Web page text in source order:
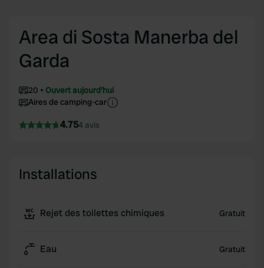
Area di Sosta Manerba del
Garda
20
Ouvert aujourd'hui
Aires de camping-car
4.754 avis
Installations
Rejet des toilettes chimiques Gratuit
Eau Gratuit